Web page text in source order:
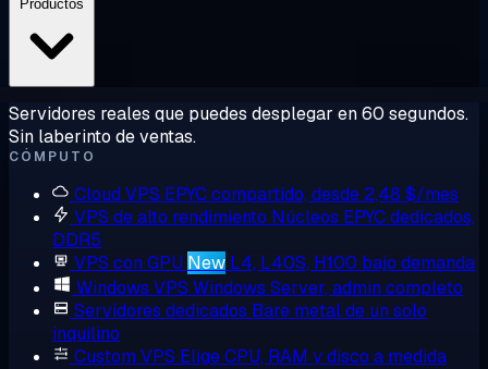
Servidores reales que puedes desplegar en 60 segundos.
Sin laberinto de ventas.
CÓMPUTO
Cloud VPS EPYC compartido, desde 2,48 $/mes
VPS de alto rendimiento Núcleos EPYC dedicados,
DDR5
VPS con GPU New L4, L40S, H100 bajo demanda
Windows VPS Windows Server, admin completo
Servidores dedicados Bare metal de un solo
inquilino
Custom VPS Elige CPU, RAM y disco a medida